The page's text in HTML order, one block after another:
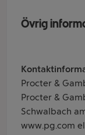
Övrig
Procter &
Procter &
Schwalbach
www.pg.com